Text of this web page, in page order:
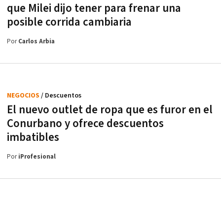
que Milei dijo tener para frenar una
posible corrida cambiaria
PorCarlos Arbia
El nuevo outlet de ropa que es furor en el
Conurbano y ofrece descuentos
imbatibles
NEGOCIOS / Descuentos
PoriProfesional